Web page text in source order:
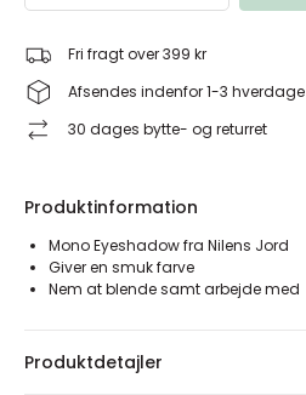
Fri fragt over 399 kr
Afsendes indenfor 1-3 hverdage
30 dages bytte- og returret
Produktinformation
Mono Eyeshadow fra Nilens Jord
Giver en smuk farve
Nem at blende samt arbejde med
Produktdetajler